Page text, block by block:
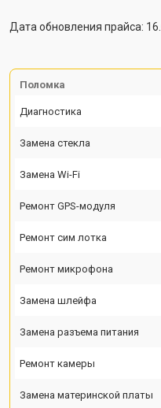
Дата обновления прайса:
Поломка
Диагностика
Замена стекла
Замена Wi-Fi
Ремонт GPS-модуля
Ремонт сим лотка
Ремонт микрофона
Замена шлейфа
Замена разъема питания
Ремонт камеры
Замена материнской платы